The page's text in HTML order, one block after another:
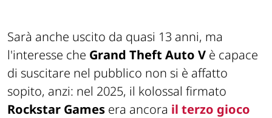
Sarà anche uscito da quasi 13 anni, ma
l'interesse che Grand Theft Auto V è capace
di suscitare nel pubblico non si è affatto
sopito, anzi: nel 2025, il kolossal firmato
Rockstar Games era ancora il terzo gioco